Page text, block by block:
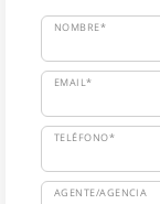
NOMBRE*
EMAIL*
TELÉFONO*
AGENTE/AGENCIA